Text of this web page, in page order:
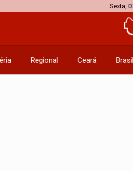
Sexta,
Regional Ceará Brasil